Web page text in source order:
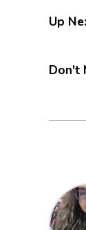
Up
Don't